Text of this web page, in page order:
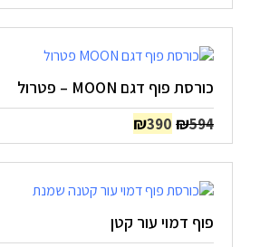
כורסת פוף דגם MOON – פטרול
₪594
המחיר
המקורי
היה:
₪594.
₪390
הנוכחי
הוא:
₪390.
פוף דמוי עור קטן